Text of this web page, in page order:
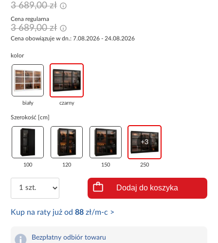
3 689,00 zł
Cena regularna
3 689,00 zł
Cena obowiązuje w dn.: 7.08.2026 - 24.08.2026
kolor
biały czarny
Szerokość [cm]
100 120 150
+3
250
Dodaj do koszyka
Kup na raty już od88 zł/m-c >
Bezpłatny odbiór towaru